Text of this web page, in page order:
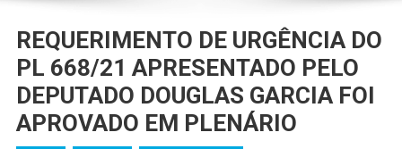
REQUERIMENTO DE URGÊNCIA DO
PL 668/21 APRESENTADO PELO
DEPUTADO DOUGLAS GARCIA FOI
APROVADO EM PLENÁRIO